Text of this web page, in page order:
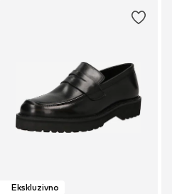
Ekskluzivno